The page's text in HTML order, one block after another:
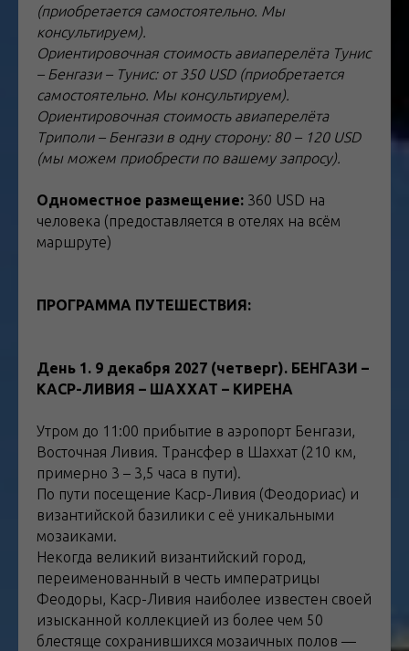
(приобретается самостоятельно. Мы
консультируем).
Ориентировочная стоимость авиаперелёта Тунис
– Бенгази – Тунис: от 350 USD (приобретается
самостоятельно. Мы консультируем).
Ориентировочная стоимость авиаперелёта
Триполи – Бенгази в одну сторону: 80 – 120 USD
(мы можем приобрести по вашему запросу).
Одноместное размещение: 360 USD на
человека (предоставляется в отелях на всём
маршруте)
ПРОГРАММА ПУТЕШЕСТВИЯ:
День 1. 9 декабря 2027 (четверг). БЕНГАЗИ –
КАСР-ЛИВИЯ – ШАХХАТ – КИРЕНА
Утром до 11:00 прибытие в аэропорт Бенгази,
Восточная Ливия. Трансфер в Шаххат (210 км,
примерно 3 – 3,5 часа в пути).
По пути посещение Каср-Ливия (Феодориас) и
византийской базилики с её уникальными
мозаиками.
Некогда великий византийский город,
переименованный в честь императрицы
Феодоры, Каср-Ливия наиболее известен своей
изысканной коллекцией из более чем 50
блестяще сохранившихся мозаичных полов —